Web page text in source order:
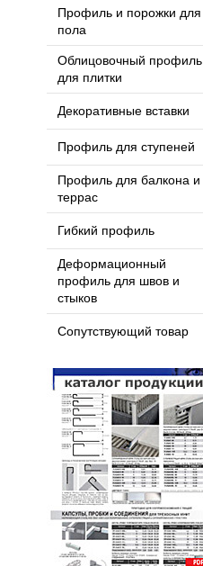
Профиль и порожки для
пола
Облицовочный профиль
для плитки
Декоративные вставки
Профиль для ступеней
Профиль для балкона и
террас
Гибкий профиль
Деформационный
профиль для швов и
стыков
Сопутствующий товар